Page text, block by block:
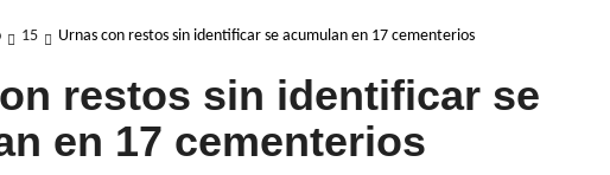
15 Urnas con restos sin identificar se acumulan en 17 cementerios
restos sin identificar se
en 17 cementerios